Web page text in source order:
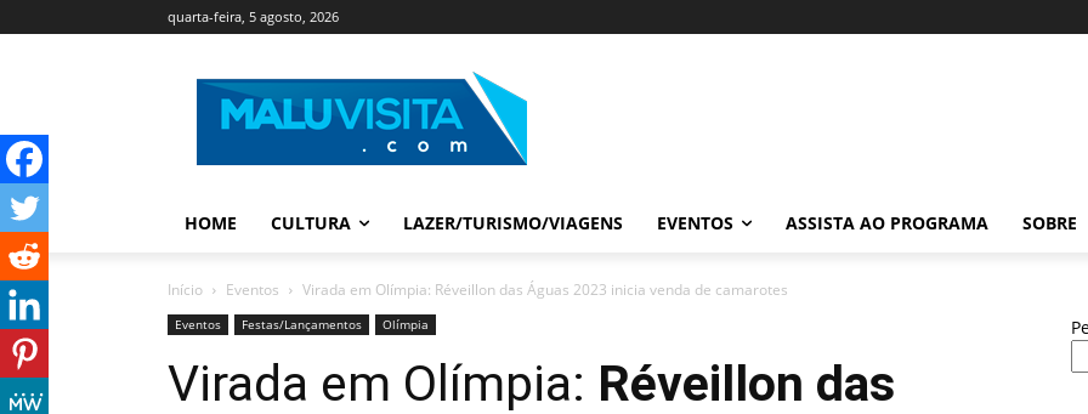
quarta-feira, 5 agosto, 2026
HOME CULTURA LAZER/TURISMO/VIAGENS EVENTOS ASSISTA AO PROGRAMA SOBRE
Início Eventos Virada em Olímpia: Réveillon das Águas 2023 inicia venda de camarotes
Eventos Festas/Lançamentos Olímpia
Virada em Olímpia: Réveillon das